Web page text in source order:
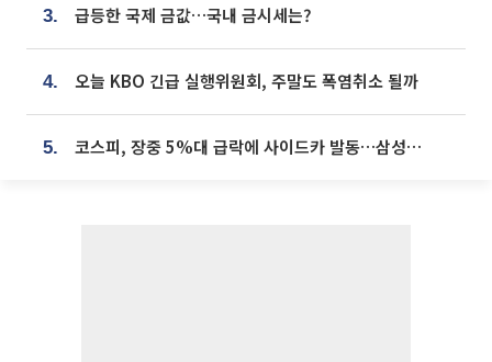
3. 급등한 국제 금값…국내 금시세는?
4. 오늘 KBO 긴급 실행위원회, 주말도 폭염취소 될까
5. 코스피, 장중 5%대 급락에 사이드카 발동…삼성·SK 동반 폭락